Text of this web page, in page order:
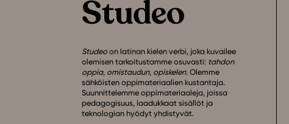
Studeo on latinan kielen verbi, joka kuvailee
olemisen tarkoitustamme osuvasti: tahdon
oppia, omistaudun, opiskelen. Olemme
sähköisten oppimateriaalien kustantaja.
Suunnittelemme oppimateriaaleja, joissa
pedagogisuus, laadukkaat sisällöt ja
teknologian hyödyt yhdistyvät.